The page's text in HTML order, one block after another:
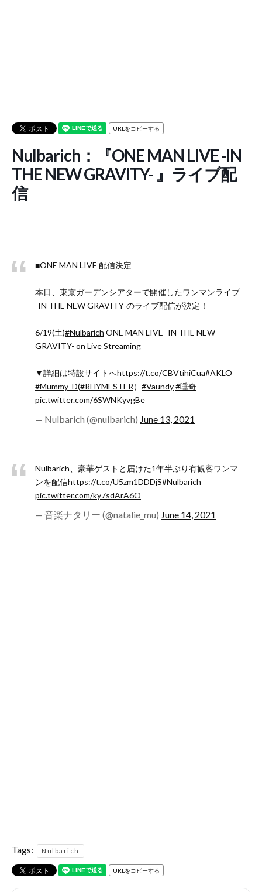
URLをコピーする
Nulbarich：『ONE MAN LIVE -IN
THE NEW GRAVITY- 』ライブ配
信
■ONE MAN LIVE 配信決定
本日、東京ガーデンシアターで開催したワンマンライブ
-IN THE NEW GRAVITY-のライブ配信が決定！
6/19(土)#Nulbarich ONE MAN LIVE -IN THE NEW
GRAVITY- on Live Streaming
▼詳細は特設サイトへhttps://t.co/CBVtihiCua#AKLO
#Mummy_D(#RHYMESTER） #Vaundy#唾奇
pic.twitter.com/6SWNKyvgBe
— Nulbarich (@nulbarich) June 13, 2021
Nulbarich、豪華ゲストと届けた1年半ぶり有観客ワンマ
ンを配信https://t.co/U5zm1DDDjS#Nulbarich
pic.twitter.com/ky7sdArA6O
— 音楽ナタリー (@natalie_mu) June 14, 2021
Tags: Nulbarich
URLをコピーする